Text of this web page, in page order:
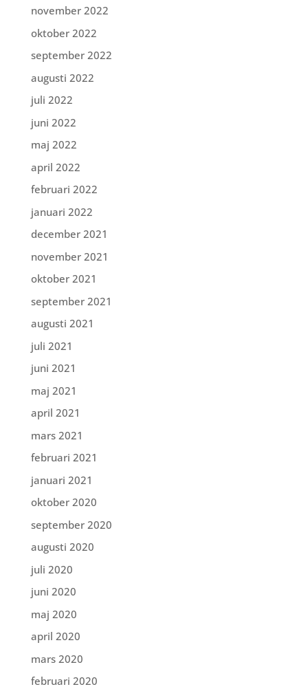
november 2022
oktober 2022
september 2022
augusti 2022
juli 2022
juni 2022
maj 2022
april 2022
februari 2022
januari 2022
december 2021
november 2021
oktober 2021
september 2021
augusti 2021
juli 2021
juni 2021
maj 2021
april 2021
mars 2021
februari 2021
januari 2021
oktober 2020
september 2020
augusti 2020
juli 2020
juni 2020
maj 2020
april 2020
mars 2020
februari 2020